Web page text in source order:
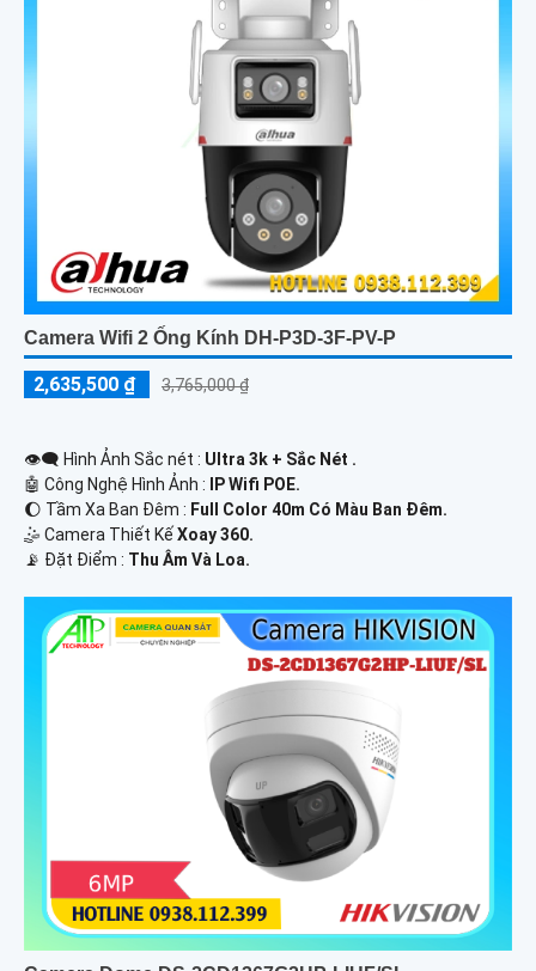
Camera Wifi 2 Ống Kính DH-P3D-3F-PV-P
2,635,500 ₫ 3,765,000 ₫
👁️‍🗨 Hình Ảnh Sắc nét : Ultra 3k + Sắc Nét .
🤖️ Công Nghệ Hình Ảnh :
IP Wifi POE.
🌔 Tầm Xa Ban Đêm : Full Color 40m Có Màu Ban Ðêm.
🤹 Camera Thiết Kế Xoay 360.
️📡 Đặt Điểm : Thu Âm Và Loa.